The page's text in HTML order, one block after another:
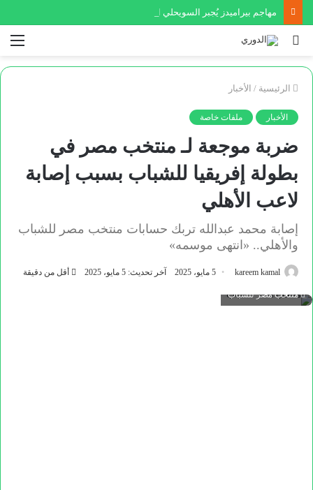
مهاجم بيراميدز يُجبر السويحلي الليبي على ضم نجم عالمي
بحث
الرئيسية / الأخبار
الأخبار ملفات خاصة
ضربة موجعة لـ منتخب مصر في
بطولة إفريقيا للشباب بسبب إصابة
لاعب الأهلي
إصابة محمد عبدالله تربك حسابات منتخب مصر للشباب
والأهلي.. «انتهى موسمه»
kareem kamal 5 مايو، 2025 آخر تحديث: 5 مايو، 2025 أقل من دقيقة
منتخب مصر للشباب